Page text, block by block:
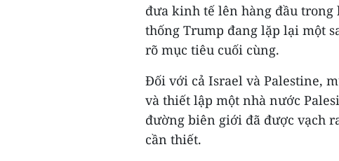
đưa kinh tế lên hàng đầu
thống Trump đang lặp lại một
rõ mục tiêu cuối cùng.
Đối với cả Israel và Palestine,
và thiết lập một nhà nước
đường biên giới đã được vạch
cần thiết.